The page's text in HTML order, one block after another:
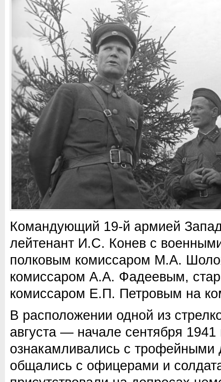
Командующий 19-й армией
лейтенант И.С. Конев с
полковым комиссаром М.А.
комиссаром А.А. Фадеевым,
комиссаром Е.П. Петровым на
В расположении одной из
августа — начале сентября 1941
ознакамливались с трофейными
общались с офицерами и